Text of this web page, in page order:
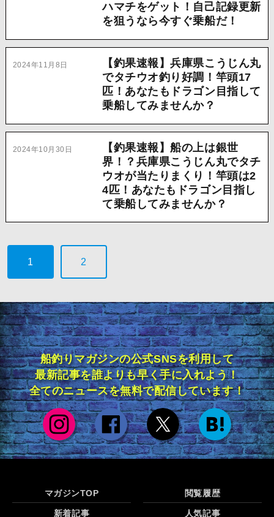
ハマチをゲット！自己記録更新
を狙うなら今すぐ乗船だ！
2024年11月8日
【釣果速報】兵庫県こうじん丸
でタチウオ釣り好調！竿頭17
匹！あなたもドラゴン目指して
乗船してみませんか？
2024年10月30日
【釣果速報】船の上は銀世
界！？兵庫県こうじん丸でタチ
ウオが当たりまくり！竿頭は2
4匹！あなたもドラゴン目指し
て乗船してみませんか？
1 2
船釣りマガジンの公式SNSを利用して
最新記事を誰よりも早く手に入れよう！
全てのニュースを無料で配信しています！
マガジンTOP 閲覧履歴
新着記事 人気記事